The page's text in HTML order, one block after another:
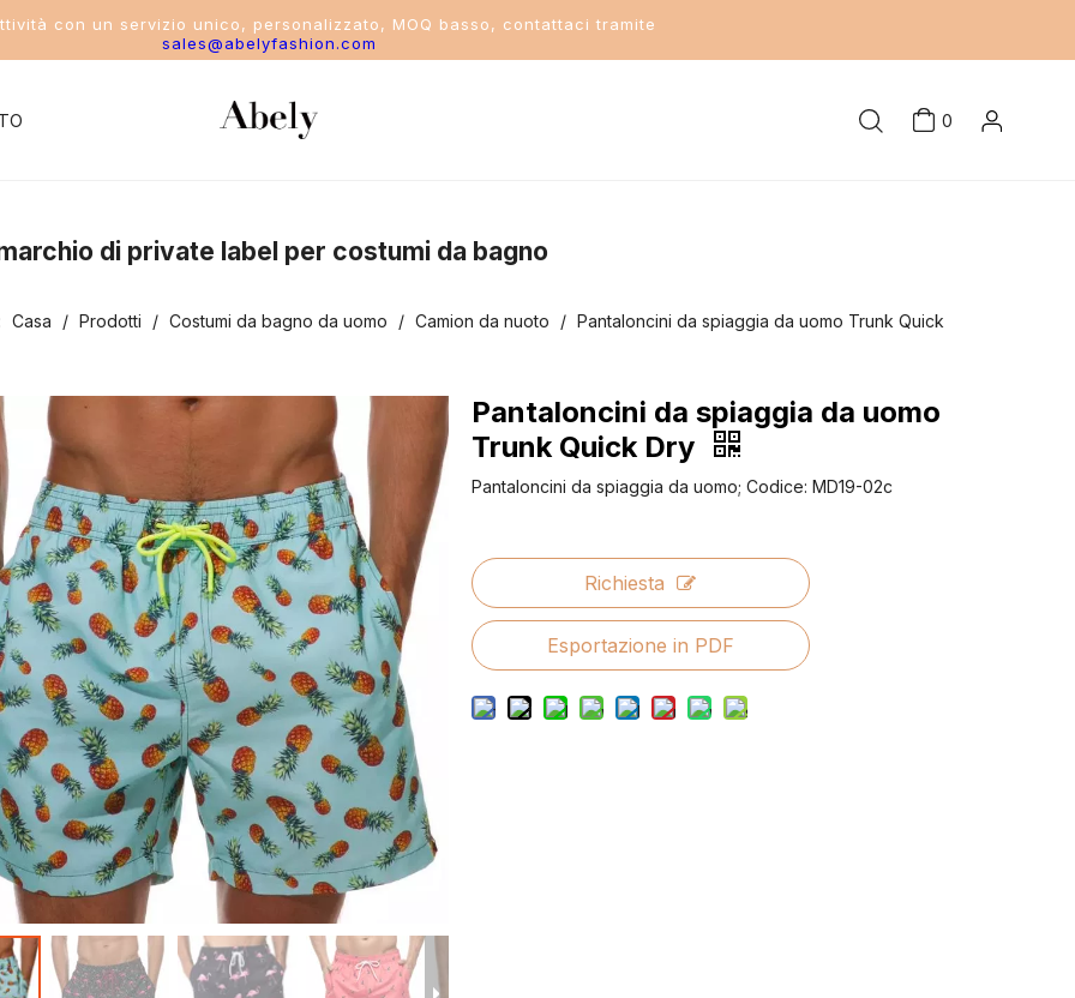
con un servizio unico, personalizzato, MOQ basso, contattaci tramite
sales@abelyfashion.com
settore
intero
da bagno a due pezzi
da bagno sportivi da donna
da bagno da uomo
da bagno per bambini
0
di private label per costumi da bagno
Casa / Prodotti / Costumi da bagno da uomo / Camion da nuoto / Pantaloncini da spiaggia da uomo Trunk Quick
Pantaloncini da spiaggia da uomo
Trunk Quick Dry
Pantaloncini da spiaggia da uomo; Codice: MD19-02c
Richiesta
Esportazione in PDF